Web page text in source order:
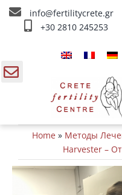
Skip
info@fertilitycrete.gr
+30 2810 245253
Главная
Методы Лечения
Омоложение и
Внутривенное
Home» Методы
Harvester –